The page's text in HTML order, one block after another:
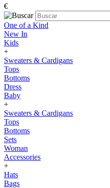
€
One of a Kind
New In
Kids
+
Sweaters & Cardigans
Tops
Bottoms
Dress
Baby
+
Sweaters & Cardigans
Tops
Bottoms
Sets
Woman
Accessories
+
Hats
Bags